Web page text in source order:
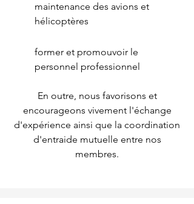
maintenance des avions et
hélicoptères
former et promouvoir le
personnel professionnel
En outre, nous favorisons et
encourageons vivement l'échange
d'expérience ainsi que la coordination
d'entraide mutuelle entre nos
membres.